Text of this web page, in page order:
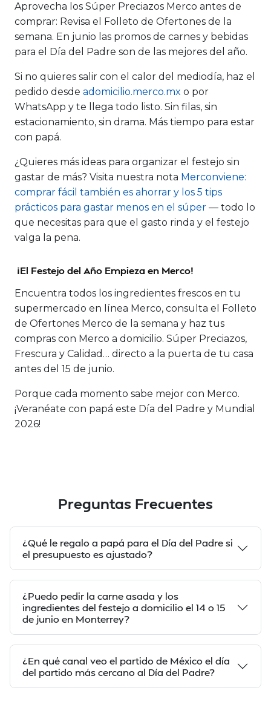
Aprovecha los Súper Preciazos Merco antes de
comprar: Revisa el Folleto de Ofertones de la
semana. En junio las promos de carnes y bebidas
para el Día del Padre son de las mejores del año.
Si no quieres salir con el calor del mediodía, haz el
pedido desde adomicilio.merco.mx o por
WhatsApp y te llega todo listo. Sin filas, sin
estacionamiento, sin drama. Más tiempo para estar
con papá.
¿Quieres más ideas para organizar el festejo sin
gastar de más? Visita nuestra nota Merconviene:
comprar fácil también es ahorrar y los 5 tips
prácticos para gastar menos en el súper — todo lo
que necesitas para que el gasto rinda y el festejo
valga la pena.
¡El Festejo del Año Empieza en Merco!
Encuentra todos los ingredientes frescos en tu
supermercado en línea Merco, consulta el Folleto
de Ofertones Merco de la semana y haz tus
compras con Merco a domicilio. Súper Preciazos,
Frescura y Calidad… directo a la puerta de tu casa
antes del 15 de junio.
Porque cada momento sabe mejor con Merco.
¡Veranéate con papá este Día del Padre y Mundial
2026!
Preguntas Frecuentes
¿Qué le regalo a papá para el Día del Padre si
el presupuesto es ajustado?
¿Puedo pedir la carne asada y los
ingredientes del festejo a domicilio el 14 o 15
de junio en Monterrey?
¿En qué canal veo el partido de México el día
del partido más cercano al Día del Padre?